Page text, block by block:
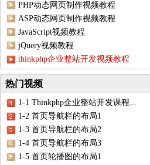
PHP动态网页制作视频教程
ASP动态网页制作视频教程
JavaScript视频教程
jQuery视频教程
thinkphp企业整站开发视频教程
热门视频
1-1 Thinkphp企业整站开发课程...
1-2 首页导航栏的布局1
1-3 首页导航栏的布局2
1-4 首页导航栏的布局3
1-5 首页轮播图的布局1